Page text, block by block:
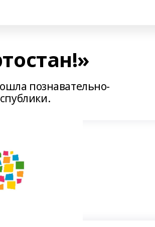
познавательно-